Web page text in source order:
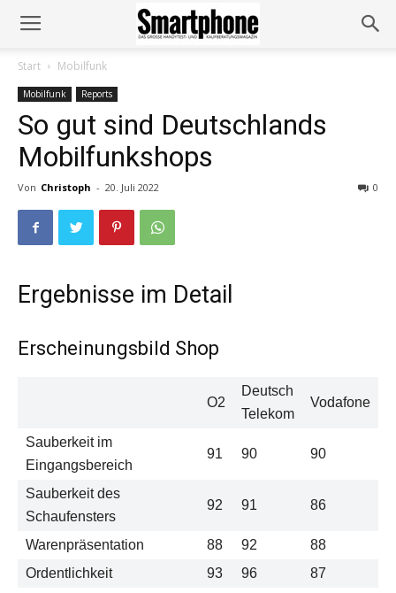
Start Mobilfunk
Mobilfunk Reports
So gut sind Deutschlands
Mobilfunkshops
Von Christoph - 20. Juli 2022 0
Ergebnisse im Detail
Erscheinungsbild Shop
O2
Deutsch
Telekom
Vodafone
Sauberkeit im
Eingangsbereich
91 90 90
Sauberkeit des
Schaufensters
92 91 86
Warenpräsentation 88 92
88
Ordentlichkeit
93 96
87